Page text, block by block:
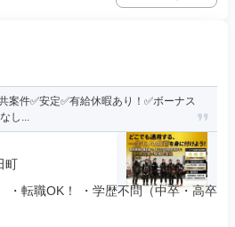
案件✅安定✅有給休暇あり！✅ボーナス
し...
町
・転職OK！ ・学歴不問（中卒・高卒